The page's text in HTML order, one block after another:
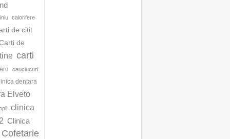
calorifere
de citit
de
carti
cauciucuri
dentara
Elveto
clinica
Clinica
Cofetarie